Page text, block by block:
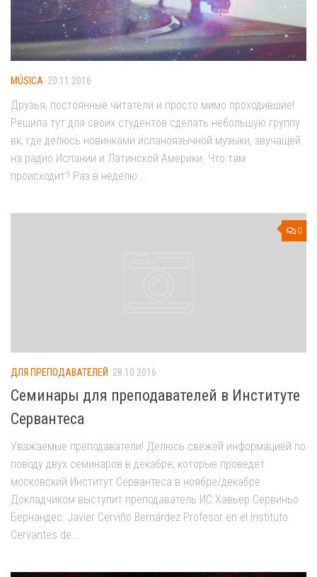
MÚSICA 20.11.2016
Друзья, постоянные читатели и просто мимо проходившие!
Решила тут для своих студентов сделать небольшую группу
вк, где делюсь новинками испаноязычной музыки, звучащей
на радио Испании и Латинской Америки. Что там
происходит? Раз в неделю...
0
ДЛЯ ПРЕПОДАВАТЕЛЕЙ 28.10.2016
Семинары для преподавателей в Институте
Сервантеса
Уважаемые преподаватели! Делюсь свежей информацией по
поводу двух семинаров в декабре, которые проведет
московский Институт Сервантеса в ноябре/декабре.
Докладчиком выступит преподаватель ИС Хавьер Сервиньо
Бернандес: Javier Cerviño Bernárdez Profesor en el Instituto
Cervantes de...